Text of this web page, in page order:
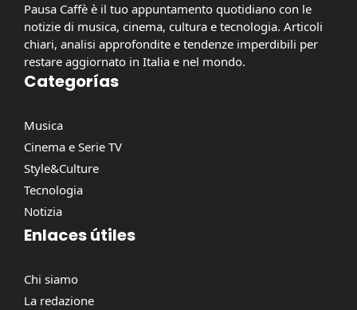
Pausa Caffè è il tuo appuntamento quotidiano con le
notizie di musica, cinema, cultura e tecnologia. Articoli
chiari, analisi approfondite e tendenze imperdibili per
restare aggiornato in Italia e nel mondo.
Categorías
Musica
Cinema e Serie TV
Style&Culture
Tecnologia
Notizia
Enlaces útiles
Chi siamo
La redazione